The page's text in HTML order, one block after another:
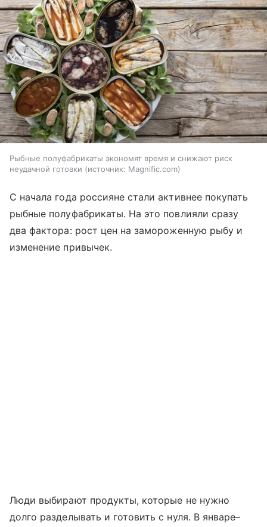
Рыбные полуфабрикаты экономят время и снижают риск
неудачной готовки
источник: Magnific.com
С начала года россияне стали активнее покупать
рыбные полуфабрикаты. На это повлияли сразу
два фактора: рост цен на замороженную рыбу и
изменение привычек.
Люди выбирают продукты, которые не нужно
долго разделывать и готовить с нуля. В январе–